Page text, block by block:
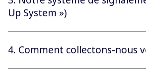
Up System »)
4. Comment collectons-nous